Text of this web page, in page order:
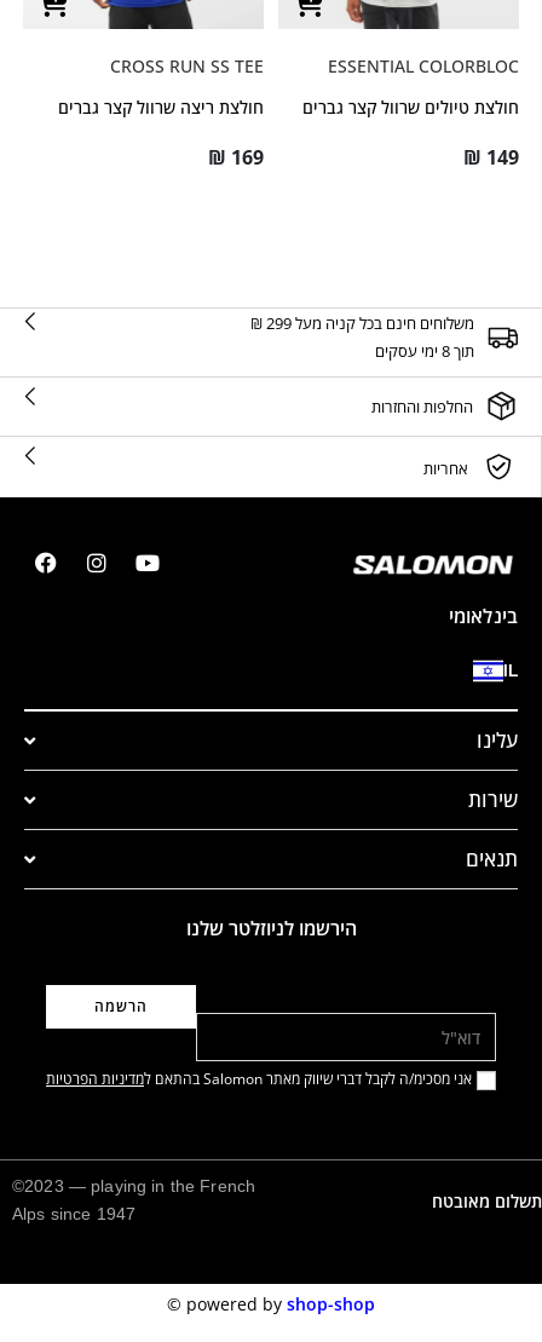
ESSENTIAL COLORBLOC
חולצת טיולים שרוול קצר גברים
₪ 149
CROSS RUN SS TEE
חולצת ריצה שרוול קצר גברים
₪ 169
משלוחים חינם בכל קניה מעל 299 ₪
תוך 8 ימי עסקים
החלפות והחזרות
אחריות
בינלאומי
IL
עלינו
שירות
תנאים
הירשמו לניוזלטר שלנו
אני מסכימ/ה לקבל דברי שיווק מאתר Salomon בהתאם ל מדיניות הפרטיות
תשלום מאובטח
©2023 — playing in the French
Alps since 1947
powered by shop-shop
©️